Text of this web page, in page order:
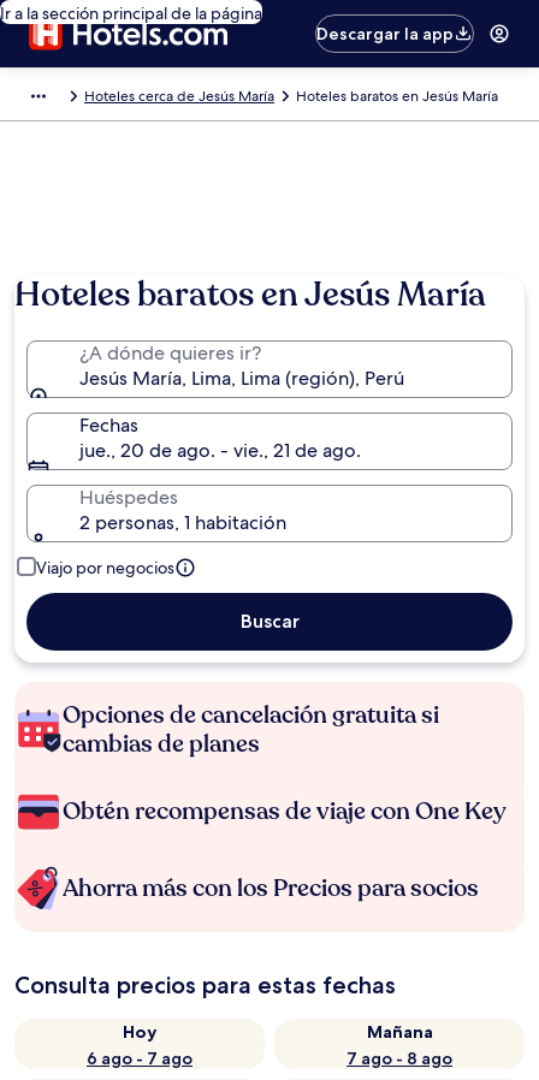
Ir a la sección principal de la página
Descargar la app
Hoteles cerca de Jesús María Hoteles baratos en Jesús María
Hoteles baratos en Jesús María
¿A dónde quieres ir?
Jesús María, Lima, Lima (región), Perú
Fechas
jue., 20 de ago. - vie., 21 de ago.
Huéspedes
2 personas, 1 habitación
Viajo por negocios
Buscar
Opciones de cancelación gratuita si
cambias de planes
Obtén recompensas de viaje con One Key
Ahorra más con los Precios para socios
Consulta precios para estas fechas
Hoy
6 ago - 7 ago
Mañana
7 ago - 8 ago